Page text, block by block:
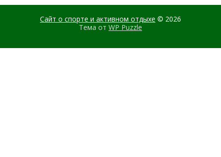
Сайт о спорте и активном отдыхе © 2026
Тема от WP Puzzle